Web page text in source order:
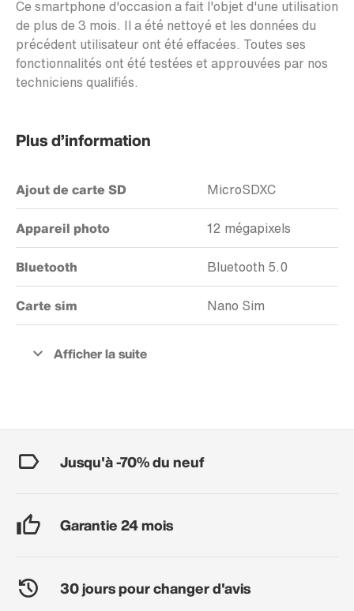
Ce smartphone d'occasion a fait l'objet d'une utilisation
de plus de 3 mois. Il a été nettoyé et les données du
précédent utilisateur ont été effacées. Toutes ses
fonctionnalités ont été testées et approuvées par nos
techniciens qualifiés.
Plus d’information
Ajout de carte SD MicroSDXC
Appareil photo 12 mégapixels
Bluetooth Bluetooth 5.0
Carte sim Nano Sim
Jusqu'à -70% du neuf
Garantie 24 mois
30 jours pour changer d'avis